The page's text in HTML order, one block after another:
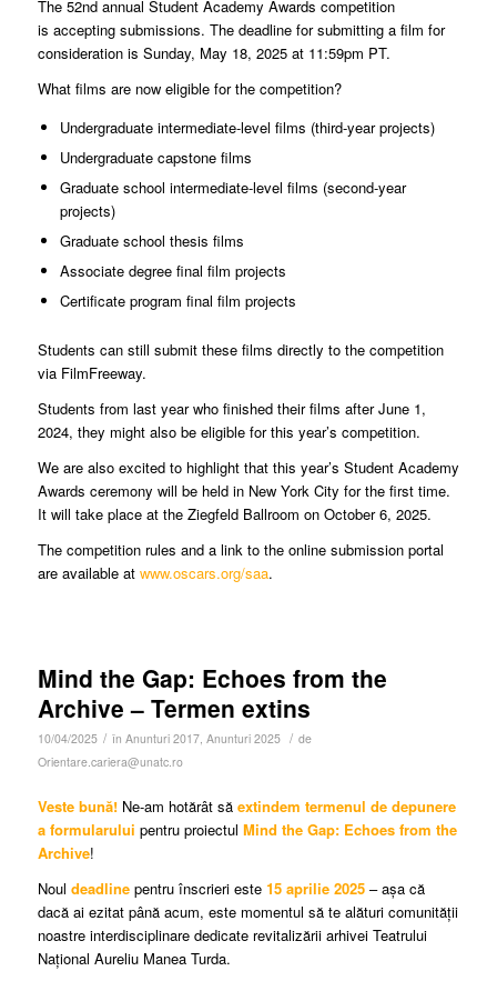
The 52nd annual Student Academy Awards competition
is accepting submissions. The deadline for submitting a film for
consideration is Sunday, May 18, 2025 at 11:59pm PT.
What films are now eligible for the competition?
Undergraduate intermediate-level films (third-year projects)
Undergraduate capstone films
Graduate school intermediate-level films (second-year
projects)
Graduate school thesis films
Associate degree final film projects
Certificate program final film projects
Students can still submit these films directly to the competition
via FilmFreeway.
Students from last year who finished their films after June 1,
2024, they might also be eligible for this year’s competition.
We are also excited to highlight that this year’s Student Academy
Awards ceremony will be held in New York City for the first time.
It will take place at the Ziegfeld Ballroom on October 6, 2025.
The competition rules and a link to the online submission portal
are available at www.oscars.org/saa.
Mind the Gap: Echoes from the
Archive – Termen extins
10/04/2025 / în Anunturi 2017, Anunturi 2025 / de
Orientare.cariera@unatc.ro
Veste bună!Ne-am hotărât să extindem termenul de depunere
a formularului pentru proiectul Mind the Gap: Echoes from the
Archive!
Noul deadlinepentru înscrieri este 15 aprilie 2025– așa că
dacă ai ezitat până acum, este momentul să te alături comunității
noastre interdisciplinare dedicate revitalizării arhivei Teatrului
Național Aureliu Manea Turda.